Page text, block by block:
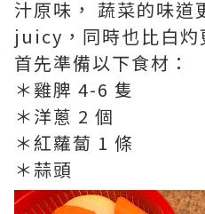
汁原味， 蔬菜的味道
juicy，同時也比白灼
首先準備以下食材：
＊雞脾 4-6 隻
＊洋蔥 2 個
＊紅蘿蔔 1 條
＊蒜頭